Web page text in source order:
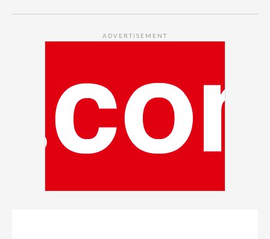
ADVERTISEMENT